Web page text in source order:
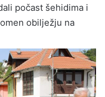
počast šehidima i
obilježju na